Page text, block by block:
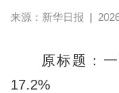
来源： 新华日报 |
原标题：一
17.2%